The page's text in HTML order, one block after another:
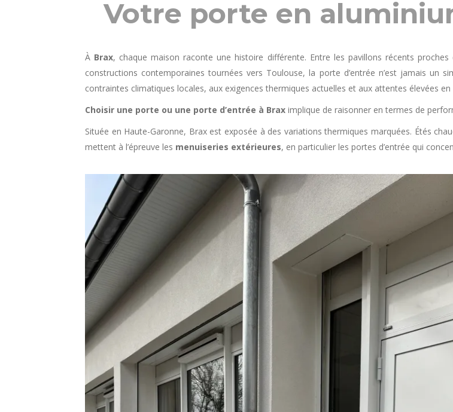
Votre porte en
À Brax, chaque maison raconte une histoire différente. Entre les pavillons récents
constructions contemporaines tournées vers Toulouse, la porte d’entrée n’est jamais un
contraintes climatiques locales, aux exigences thermiques actuelles et aux attentes élevées
Choisir une porte ou une porte d’entrée à Brax implique de raisonner en termes de
Située en Haute-Garonne, Brax est exposée à des variations thermiques marquées. Étés
mettent à l’épreuve les menuiseries extérieures, en particulier les portes d’entrée qui